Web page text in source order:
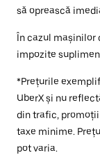
să oprească
În cazul mașinilor
impozite
*Prețurile
UberX și nu
din trafic,
taxe minime.
pot varia.